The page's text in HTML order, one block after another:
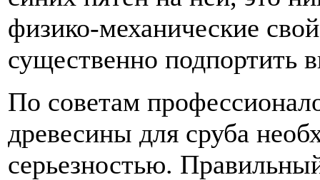
физико-механические
существенно подпортить
По советам
древесины для сруба
серьезностью.